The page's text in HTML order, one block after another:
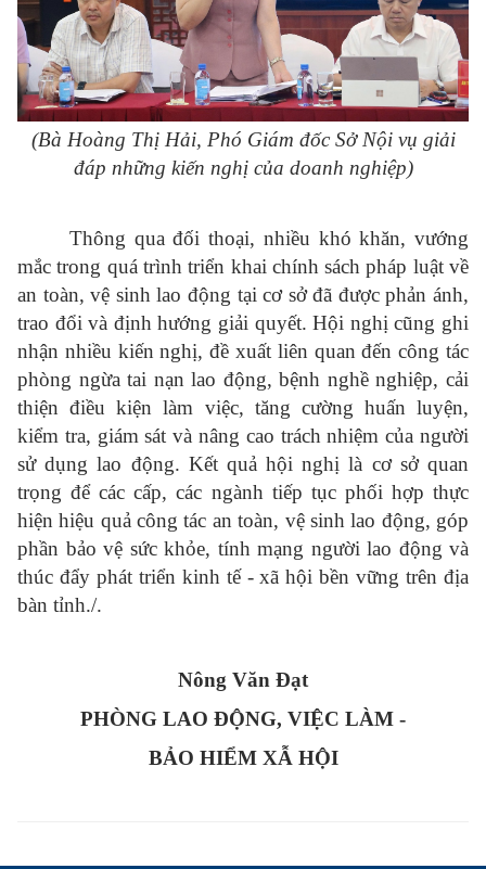
(Bà Hoàng Thị Hải, Phó Giám đốc Sở Nội vụ giải
đáp những kiến nghị của doanh nghiệp)
Thông qua đối thoại, nhiều khó khăn, vướng
mắc trong quá trình triển khai chính sách pháp luật về
an toàn, vệ sinh lao động tại cơ sở đã được phản ánh,
trao đổi và định hướng giải quyết. Hội nghị cũng ghi
nhận nhiều kiến nghị, đề xuất liên quan đến công tác
phòng ngừa tai nạn lao động, bệnh nghề nghiệp, cải
thiện điều kiện làm việc, tăng cường huấn luyện,
kiểm tra, giám sát và nâng cao trách nhiệm của người
sử dụng lao động. Kết quả hội nghị là cơ sở quan
trọng để các cấp, các ngành tiếp tục phối hợp thực
hiện hiệu quả công tác an toàn, vệ sinh lao động, góp
phần bảo vệ sức khỏe, tính mạng người lao động và
thúc đẩy phát triển kinh tế - xã hội bền vững trên địa
bàn tỉnh./.
Nông Văn Đạt
PHÒNG LAO ĐỘNG, VIỆC LÀM -
BẢO HIỂM XẪ HỘI